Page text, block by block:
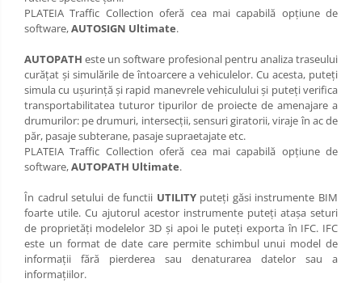
PLATEIA Traffic Collection oferă cea mai capabilă opțiune de
software,AUTOSIGN Ultimate.
AUTOPATHeste un software profesional pentru analiza traseului
curățat și simulările de întoarcere a vehiculelor. Cu acesta, puteți
simula cu ușurință și rapid manevrele vehiculului și puteți verifica
transportabilitatea tuturor tipurilor de proiecte de amenajare a
drumurilor: pe drumuri, intersecții, sensuri giratorii, viraje în ac de
păr, pasaje subterane, pasaje supraetajate etc.
PLATEIA Traffic Collection oferă cea mai capabilă opțiune de
software,AUTOPATH Ultimate.
În cadrul setului de functii UTILITYputeți găsi instrumente BIM
foarte utile. Cu ajutorul acestor instrumente puteți atașa seturi
de proprietăți modelelor 3D și apoi le puteți exporta în IFC. IFC
este un format de date care permite schimbul unui model de
informații fără pierderea sau denaturarea datelor sau a
informațiilor.